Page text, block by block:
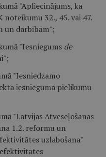
"Apliecinājums, ka
32., 45. vai 47.
un darbībām";
"Iesniegums de
"Iesniedzamo
iesnieguma pielikumu
"Latvijas Atveseļošanas
1.2. reformu un
uzlabošana"